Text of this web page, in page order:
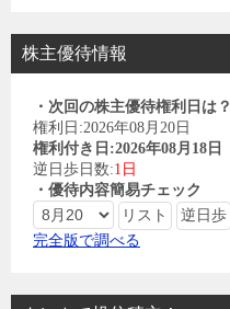
株主優待情報
・次回の株主優待権利日は？
権利日:2026年08月20日
権利付き日:2026年08月18日
逆日歩日数:1日
・優待内容簡易チェック
完全版で調べる